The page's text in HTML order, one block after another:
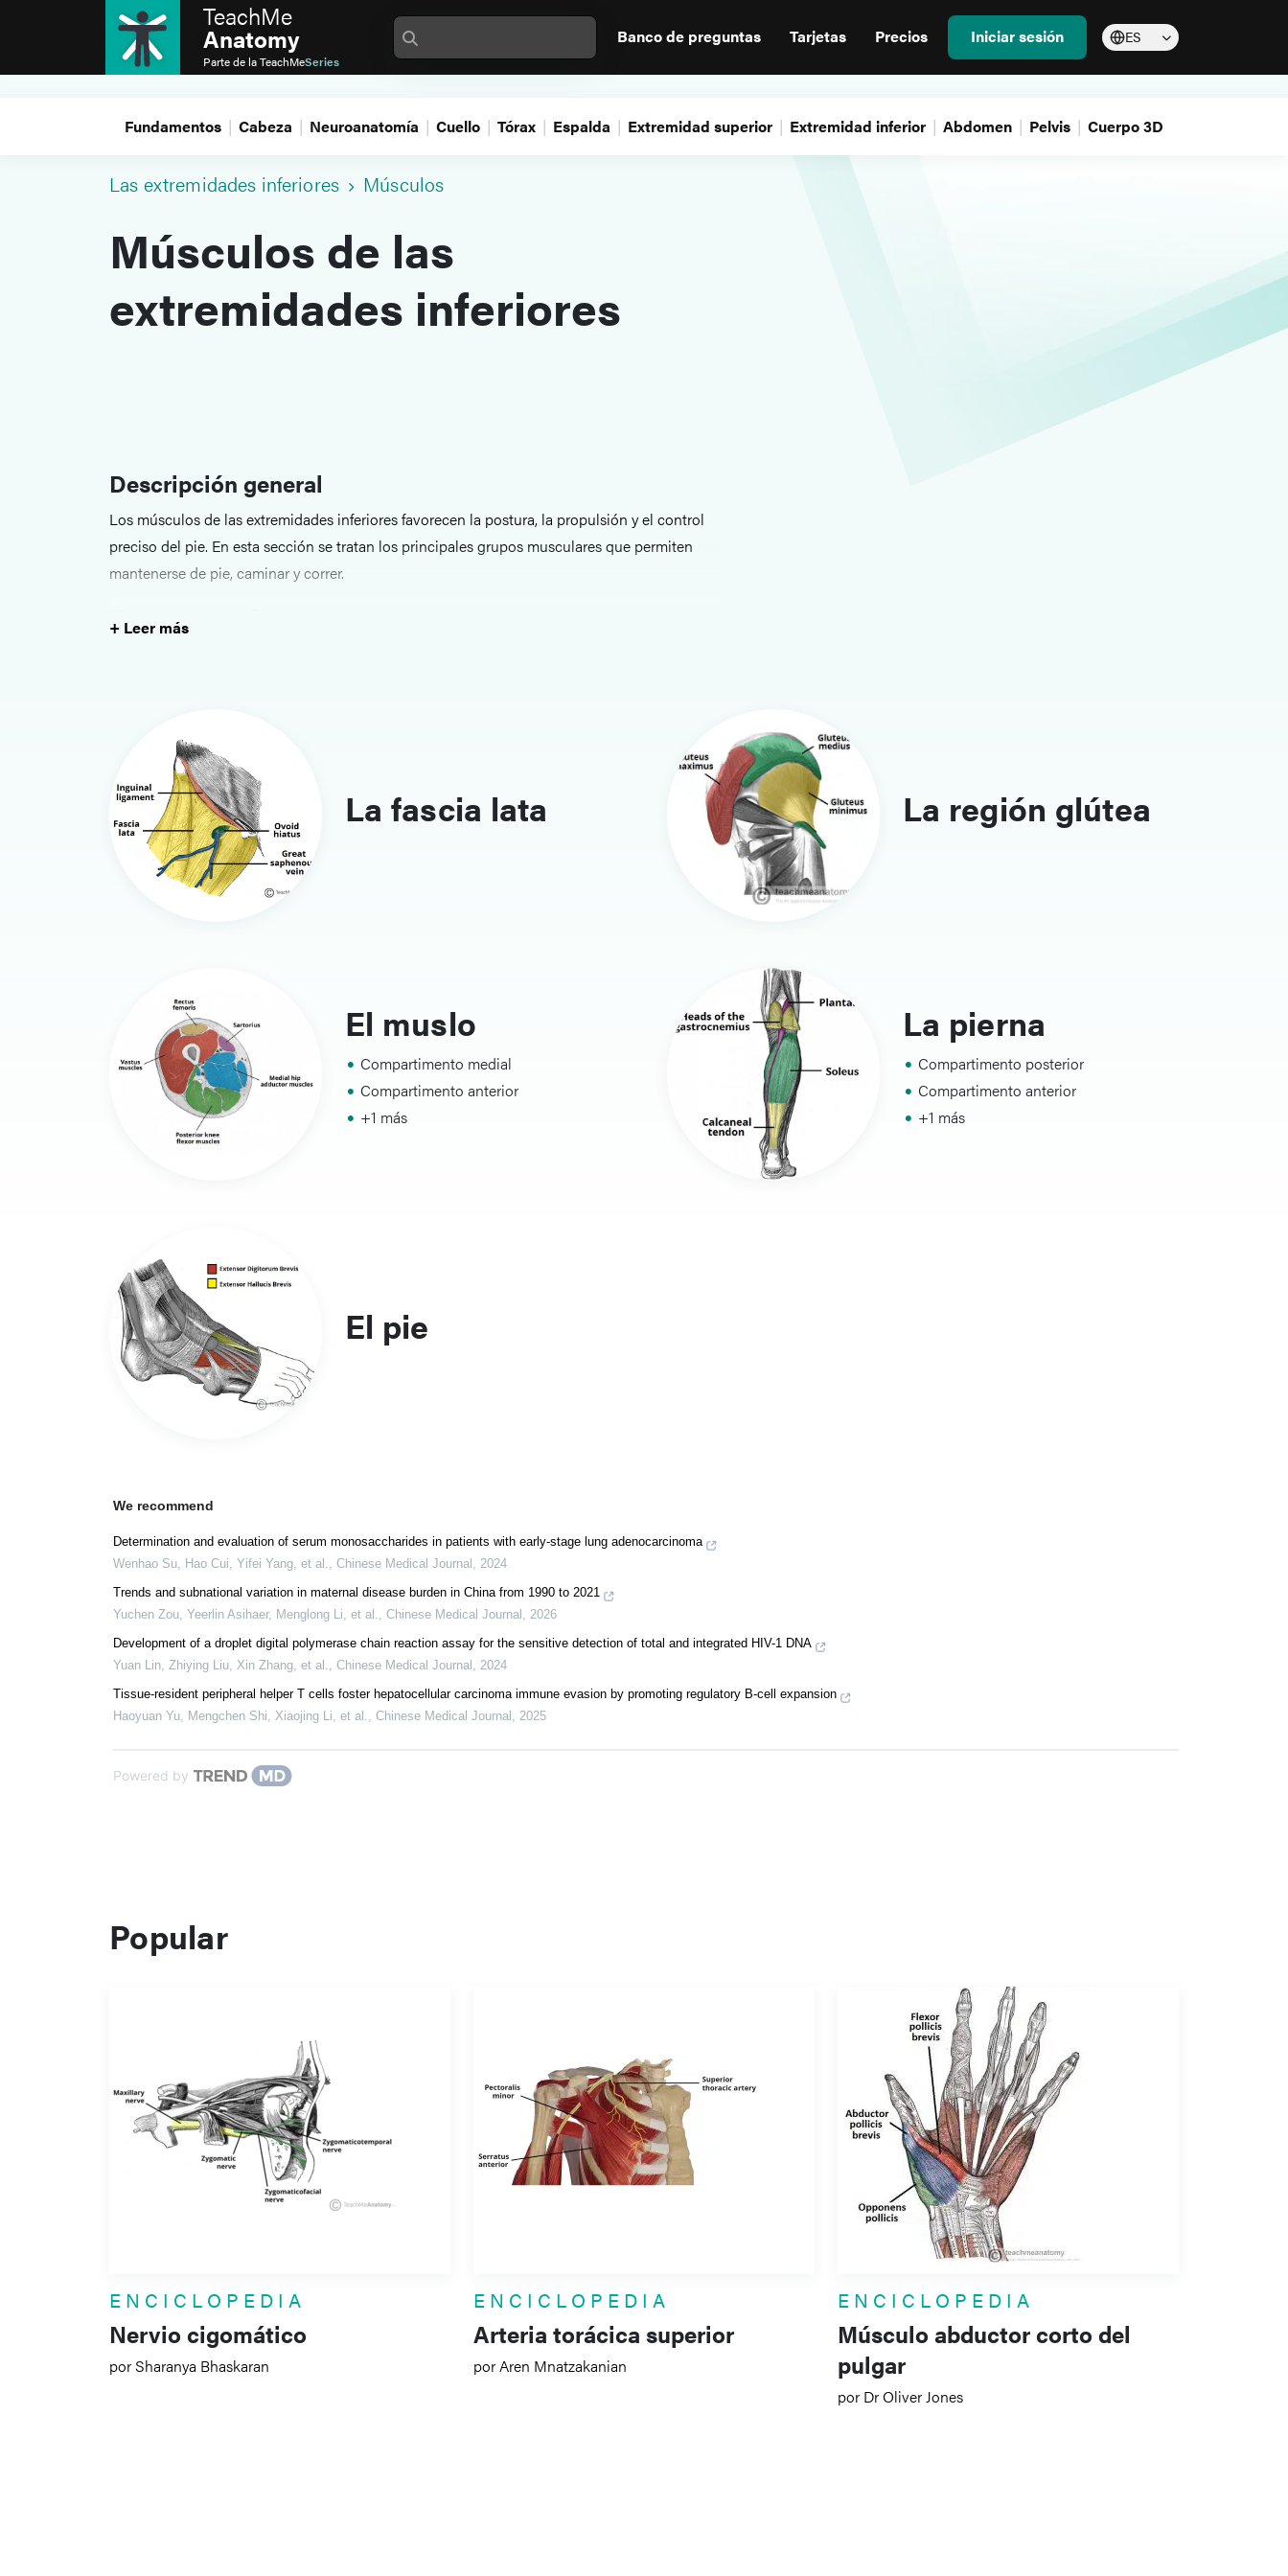
TeachMe
Anatomy
Parte de laTeachMeSeries
Banco de preguntas Tarjetas Precios Iniciar sesión ES
Fundamentos Cabeza Neuroanatomía Cuello Tórax Espalda Extremidad superior Extremidad inferior Abdomen Pelvis Cuerpo 3D
Las extremidades inferiores Músculos
Músculos de las
extremidades inferiores
Descripción general
Los músculos de las extremidades inferiores favorecen la postura, la propulsión y el control
preciso del pie. En esta sección se tratan los principales grupos musculares que permiten
mantenerse de pie, caminar y correr.
Estructuras clave
Relevancia clínica y enfoque del aprendizaje
Conocer la anatomía muscular ayuda a evaluar las anomalías en la marcha, las lesiones
nerviosas y los síndromes compartimentales. En esta sección se relacionan los grupos
musculares con los patrones de movimiento y la exploración clínica.
+ Leer más
La fascia lata La región glútea
El muslo
Compartimento medial
Compartimento anterior
+1 más
La pierna
Compartimento posterior
Compartimento anterior
+1 más
El pie
We recommend
Determination and evaluation of serum monosaccharides in patients with early-stage lung adenocarcinoma
Wenhao Su, Hao Cui, Yifei Yang, et al., Chinese Medical Journal , 2024
Trends and subnational variation in maternal disease burden in China from 1990 to 2021
Yuchen Zou, Yeerlin Asihaer, Menglong Li, et al., Chinese Medical Journal , 2026
Development of a droplet digital polymerase chain reaction assay for the sensitive detection of total and integrated HIV-1 DNA
Yuan Lin, Zhiying Liu, Xin Zhang, et al., Chinese Medical Journal , 2024
Tissue-resident peripheral helper T cells foster hepatocellular carcinoma immune evasion by promoting regulatory B-cell expansion
Haoyuan Yu, Mengchen Shi, Xiaojing Li, et al., Chinese Medical Journal , 2025
Powered by
Popular
ENCICLOPEDIA
Nervio cigomático
por Sharanya Bhaskaran
ENCICLOPEDIA
Arteria torácica superior
por Aren Mnatzakanian
ENCICLOPEDIA
Músculo abductor corto del
pulgar
por Dr Oliver Jones